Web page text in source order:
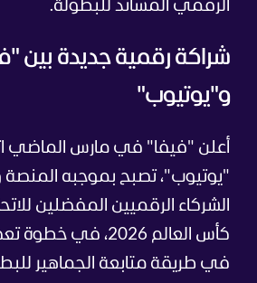
الرقمي المساند للبطولة.
شراكة رقمية جديدة بين
و"يوتيوب"
أعلن "فيفا" في مارس الماضي
"يوتيوب"، تصبح بموجبه
الشركاء الرقميين المفضلين
كأس العالم 2026، في
في طريقة متابعة الجماهير